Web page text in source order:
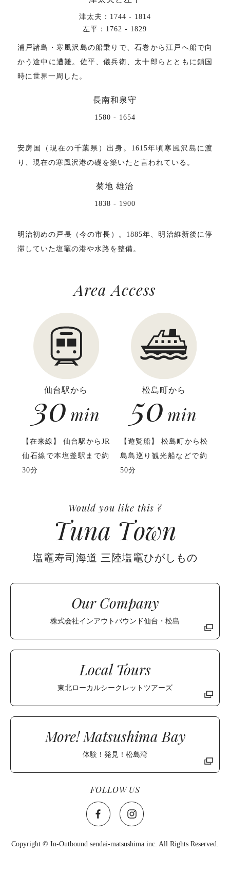
津太夫：1744 - 1814
左平：1762 - 1829
浦戸諸島・寒風沢島の船乗りで、石巻から江戸へ船で向
かう途中に遭難。佐平、儀兵衛、太十郎らとともに鎖国
時に世界一周した。
長南和泉守
1580 - 1654
安房国（現在の千葉県）出身。1615年頃寒風沢島に渡
り、現在の寒風沢港の礎を築いたと言われている。
菊地 雄治
1838 - 1900
明治初めの戸長（今の市長）。1885年、明治維新後に停
滞していた塩竈の港や水路を整備。
Area Access
仙台駅から
30min
【在来線】 仙台駅からJR
仙石線で本塩釜駅まで約
30分
松島町から
50min
【遊覧船】 松島町から松
島島巡り観光船などで約
50分
Would you like this ?
Tuna Town
塩竈寿司海道 三陸塩竈ひがしもの
Our Company
株式会社インアウトバウンド仙台・松島
Local Tours
東北ローカルシークレットツアーズ
More! Matsushima Bay
体験！発見！松島湾
FOLLOW US
Copyright © In-Outbound sendai-matsushima inc. All Rights Reserved.